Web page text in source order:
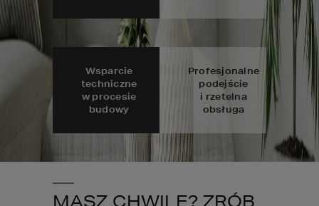
Wsparcie
techniczne
w procesie
budowy
Profesjonalne
podejście
i rzetelna
obsługa
MASZ CHWILĘ? ZRÓB